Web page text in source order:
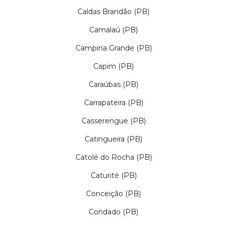
Caldas Brandão (PB)
Camalaú (PB)
Campina Grande (PB)
Capim (PB)
Caraúbas (PB)
Carrapateira (PB)
Casserengue (PB)
Catingueira (PB)
Catolé do Rocha (PB)
Caturité (PB)
Conceição (PB)
Condado (PB)